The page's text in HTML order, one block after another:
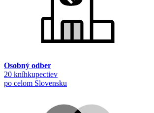
Osobný odber
20 kníhkupectiev
po celom Slovensku